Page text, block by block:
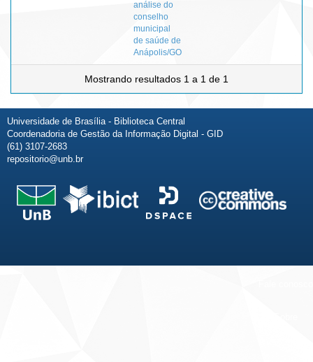
análise do
conselho
municipal
de saúde de
Anápolis/GO
Mostrando resultados 1 a 1 de 1
Universidade de Brasília - Biblioteca Central
Coordenadoria de Gestão da Informação Digital - GID
(61) 3107-2683
repositorio@unb.br